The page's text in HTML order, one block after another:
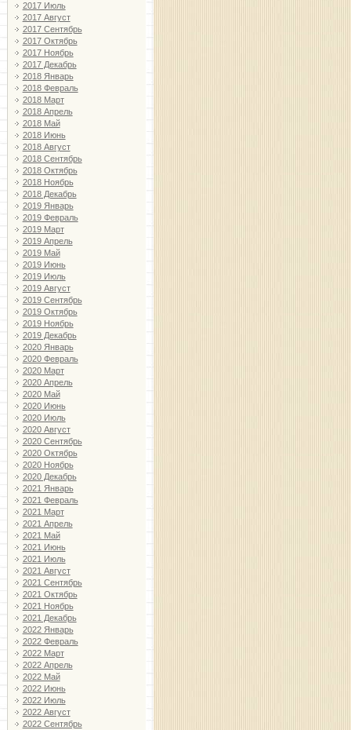
2017 Июль
2017 Август
2017 Сентябрь
2017 Октябрь
2017 Ноябрь
2017 Декабрь
2018 Январь
2018 Февраль
2018 Март
2018 Апрель
2018 Май
2018 Июнь
2018 Август
2018 Сентябрь
2018 Октябрь
2018 Ноябрь
2018 Декабрь
2019 Январь
2019 Февраль
2019 Март
2019 Апрель
2019 Май
2019 Июнь
2019 Июль
2019 Август
2019 Сентябрь
2019 Октябрь
2019 Ноябрь
2019 Декабрь
2020 Январь
2020 Февраль
2020 Март
2020 Апрель
2020 Май
2020 Июнь
2020 Июль
2020 Август
2020 Сентябрь
2020 Октябрь
2020 Ноябрь
2020 Декабрь
2021 Январь
2021 Февраль
2021 Март
2021 Апрель
2021 Май
2021 Июнь
2021 Июль
2021 Август
2021 Сентябрь
2021 Октябрь
2021 Ноябрь
2021 Декабрь
2022 Январь
2022 Февраль
2022 Март
2022 Апрель
2022 Май
2022 Июнь
2022 Июль
2022 Август
2022 Сентябрь